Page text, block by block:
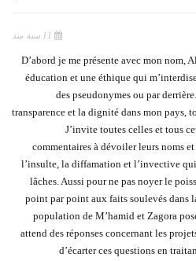
D’abord je me présente avec mon nom,
éducation et une éthique qui
des pseudonymes ou par
transparence et la dignité dans mon pays,
J’invite toutes celles et tous
commentaires à dévoiler leurs noms
l’insulte, la diffamation et l’invective
lâches. Aussi pour ne pas noyer le
point par point aux faits soulevés dans
population de M’hamid et Zagora
attend des réponses concernant les
d’écarter ces questions en